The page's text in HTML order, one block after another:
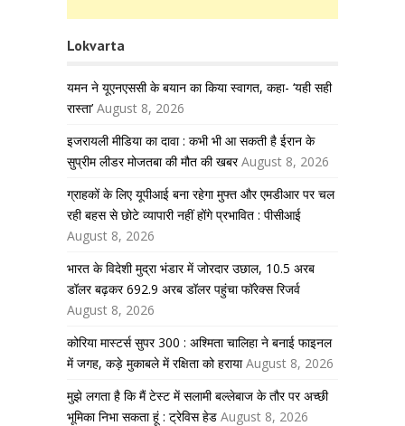
Lokvarta
यमन ने यूएनएससी के बयान का किया स्वागत, कहा- ‘यही सही
रास्ता’ August 8, 2026
इजरायली मीडिया का दावा : कभी भी आ सकती है ईरान के
सुप्रीम लीडर मोजतबा की मौत की खबर August 8, 2026
ग्राहकों के लिए यूपीआई बना रहेगा मुफ्त और एमडीआर पर चल
रही बहस से छोटे व्यापारी नहीं होंगे प्रभावित : पीसीआई
August 8, 2026
भारत के विदेशी मुद्रा भंडार में जोरदार उछाल, 10.5 अरब
डॉलर बढ़कर 692.9 अरब डॉलर पहुंचा फॉरेक्स रिजर्व
August 8, 2026
कोरिया मास्टर्स सुपर 300 : अश्मिता चालिहा ने बनाई फाइनल
में जगह, कड़े मुकाबले में रक्षिता को हराया August 8, 2026
मुझे लगता है कि मैं टेस्ट में सलामी बल्लेबाज के तौर पर अच्छी
भूमिका निभा सकता हूं : ट्रेविस हेड August 8, 2026